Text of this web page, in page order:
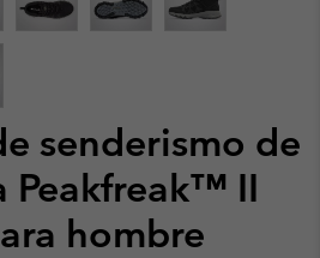
senderismo de
Peakfreak™ II
hombre